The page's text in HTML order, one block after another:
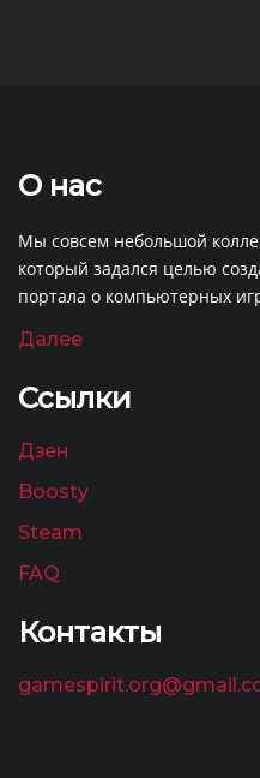
О нас
Мы совсем небольшой
который задался целью
портала о компьютерных
Далее
Ссылки
Дзен
Boosty
Steam
FAQ
Контакты